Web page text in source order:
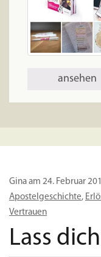
ansehen
Gina am 24. Februar
Apostelgeschichte,
Vertrauen
Lass